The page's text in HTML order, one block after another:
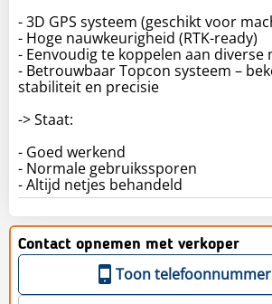
- 3D GPS systeem (geschikt voor
- Hoge nauwkeurigheid (RTK-ready)
- Eenvoudig te koppelen aan diverse
- Betrouwbaar Topcon systeem –
stabiliteit en precisie
-> Staat:
- Goed werkend
- Normale gebruikssporen
- Altijd netjes behandeld
Contact opnemen met verkoper
Toon telefoonnummer